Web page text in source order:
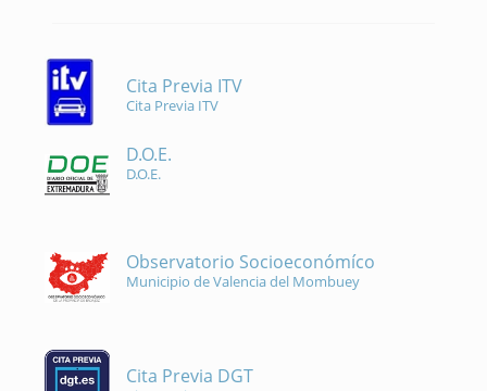
Cita Previa ITV
Cita Previa ITV
D.O.E.
D.O.E.
Observatorio Socioeconómíco
Municipio de Valencia del Mombuey
Cita Previa DGT